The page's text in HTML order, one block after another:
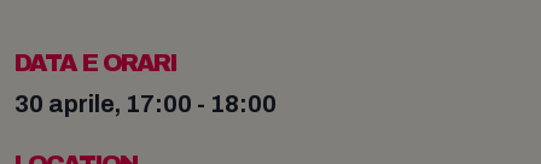
DATA E ORARI
30 aprile, 17:00 - 18:00